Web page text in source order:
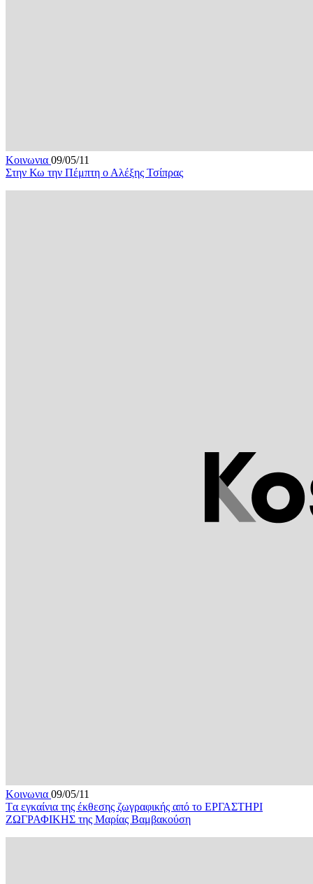
Κοινωνια 09/05/11
Στην Κω την Πέμπτη ο Αλέξης Τσίπρας
Κοινωνια 09/05/11
Tα εγκαίνια της έκθεσης ζωγραφικής από το ΕΡΓΑΣΤΗΡΙ
ΖΩΓΡΑΦΙΚΗΣ της Μαρίας Βαμβακούση